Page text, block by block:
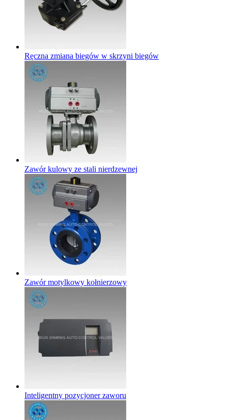
Ręczna zmiana biegów w skrzyni biegów
Zawór kulowy ze stali nierdzewnej
Zawór motylkowy kołnierzowy
Inteligentny pozycjoner zaworu